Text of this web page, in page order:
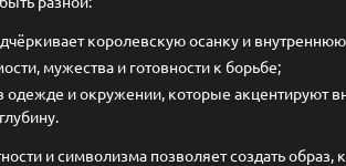
королевскую осанку и
мужества и готовности к борьбе;
и окружении, которые акцентируют
и символизма позволяет создать образ,